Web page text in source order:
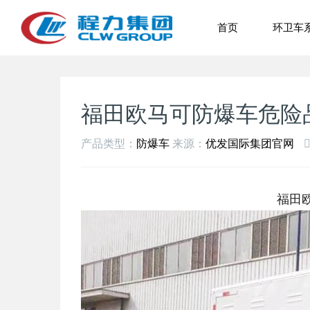
首页 环卫车
福田欧马可防爆车危险
产品类型： 防爆车 来源： 优发国际集团官网
福田